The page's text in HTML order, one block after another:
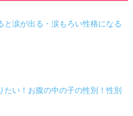
と涙が出る・涙もろい性格になる
たい！お腹の中の子の性別！性別